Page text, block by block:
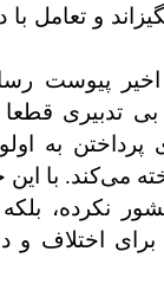
و تعامل با
پیوست
تدبیری قطعا
به
می‌کند. با این
نکرده، بلکه
اختلاف و